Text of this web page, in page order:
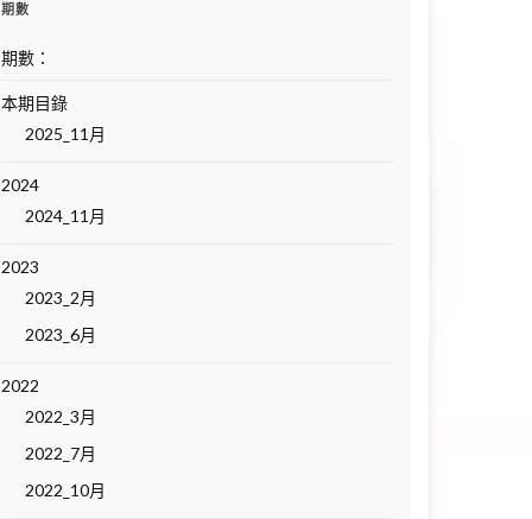
期數
期數：
本期目錄
2025_11月
2024
2024_11月
2023
2023_2月
2023_6月
2022
2022_3月
2022_7月
2022_10月